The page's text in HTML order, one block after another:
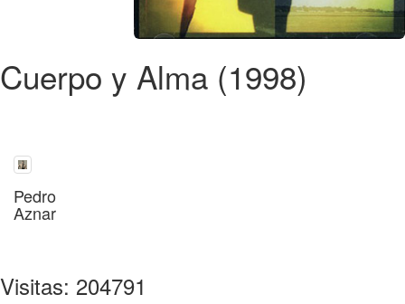
Cuerpo y Alma (1998)
Pedro
Aznar
Visitas: 204791